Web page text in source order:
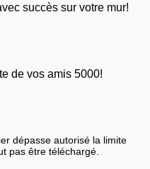
succès sur votre mur!
de vos amis 5000!
dépasse autorisé la limite
pas être téléchargé.